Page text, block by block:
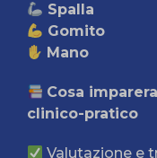
Spalla
Gomito
Mano
Cosa
clinico-pratico
Valutazione e